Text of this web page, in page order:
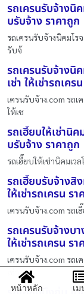
รถเครนรับจ้างนิ
บรับจ้าง ราคาถูก
รถเครนรับจ้างนิคมโร
รับจ้
รถเครนรับจ้างนิ
เช่า ให้เช่ารถเคร
เครนรับจ้าง.com รถ
ให้เช
รถเฮี๊ยบให้เช่านิ
บรับจ้าง ราคาถูก
รถเฮี๊ยบให้เช่านิคมเว
รถเฮี๊ยบรับจ้างสิ
ให้เช่ารถเครน รา
เครนรับจ้าง.com รถเ
รถเครนรับจ้างบ
ให้เช่ารถเครน รา
เครนรับจ้าง.com รถเ
หน้าหลัก เ